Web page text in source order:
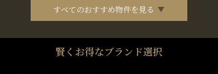
すべてのおすすめ物件を見る
賢くお得なブランド選択